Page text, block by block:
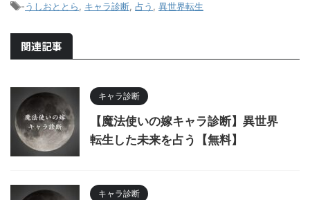
-うしおととら, キャラ診断, 占う , 異世界転生
関連記事
キャラ診断
【魔法使いの嫁キャラ診断】異世界
転生した未来を占う【無料】
キャラ診断